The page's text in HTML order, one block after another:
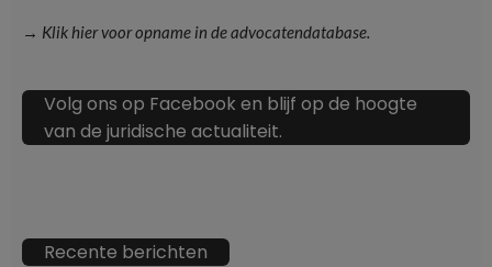
→ Klik hier voor opname in de advocatendatabase.
Volg ons op Facebook en blijf op de hoogte
van de juridische actualiteit.
Recente berichten